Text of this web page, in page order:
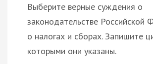
Выберите верные суждения о
законодательстве Российской
о налогах и сборах. Запишите
которыми они указаны.